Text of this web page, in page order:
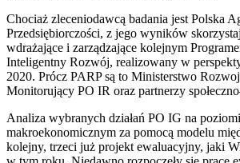
Chociaż zleceniodawcą badania jest Polska
Przedsiębiorczości, z jego wyników
wdrażające i zarządzające kolejnym
Inteligentny Rozwój, realizowany w
2020. Prócz PARP są to Ministerstwo
Monitorujący PO IR oraz partnerzy
Analiza wybranych działań PO IG na
makroekonomicznym za pomocą modelu
kolejny, trzeci już projekt ewaluacyjny, jaki